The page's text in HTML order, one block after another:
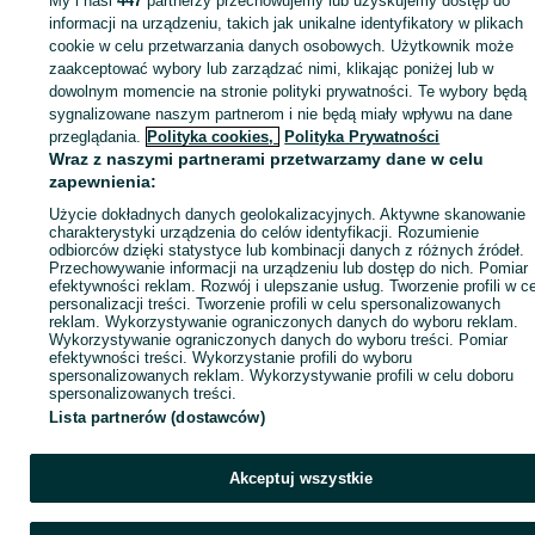
Zaloguj się / Załóż konto
Wyślij wiadomość Kup
informacji na urządzeniu, takich jak unikalne identyfikatory w plikach
cookie w celu przetwarzania danych osobowych. Użytkownik może
zaakceptować wybory lub zarządzać nimi, klikając poniżej lub w
dowolnym momencie na stronie polityki prywatności. Te wybory będą
sygnalizowane naszym partnerom i nie będą miały wpływu na dane
przeglądania. Polityka cookies, Polityka Prywatności
Wraz z naszymi partnerami przetwarzamy dane w celu
zapewnienia:
Użycie dokładnych danych geolokalizacyjnych. Aktywne skanowanie
charakterystyki urządzenia do celów identyfikacji. Rozumienie
odbiorców dzięki statystyce lub kombinacji danych z różnych źródeł.
Przechowywanie informacji na urządzeniu lub dostęp do nich. Pomiar
efektywności reklam. Rozwój i ulepszanie usług. Tworzenie profili w
personalizacji treści. Tworzenie profili w celu spersonalizowanych
reklam. Wykorzystywanie ograniczonych danych do wyboru reklam.
Wykorzystywanie ograniczonych danych do wyboru treści. Pomiar
efektywności treści. Wykorzystanie profili do wyboru
spersonalizowanych reklam. Wykorzystywanie profili w celu doboru
spersonalizowanych treści.
Lista partnerów (dostawców)
Akceptuj wszystkie